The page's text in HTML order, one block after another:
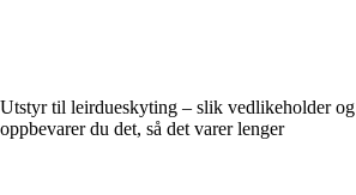
Utstyr til leirdueskyting – slik vedlikeholder og
oppbevarer du det, så det varer lenger